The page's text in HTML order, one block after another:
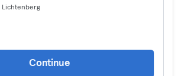
Lichtenberg
Continue